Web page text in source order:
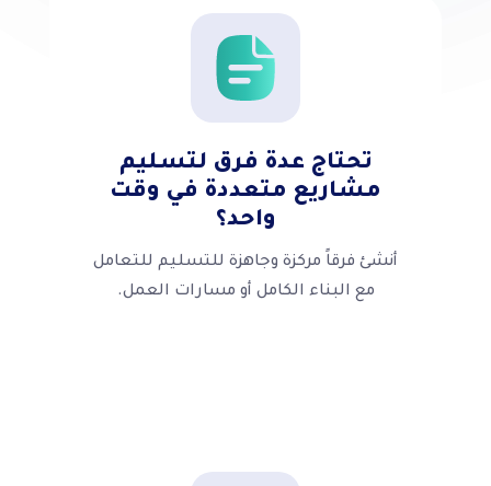
تحتاج عدة فرق لتسليم
مشاريع متعددة في وقت
واحد؟
أنشئ فرقاً مركزة وجاهزة للتسليم للتعامل
مع البناء الكامل أو مسارات العمل.